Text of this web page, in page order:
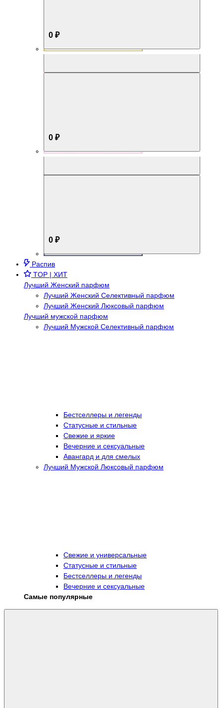
0 ₽
0 ₽
0 ₽
Распив
TOP | ХИТ
Лучший Женский парфюм
Лучший Женский Селективный парфюм
Лучший Женский Люксовый парфюм
Лучший мужской парфюм
Лучший Мужской Селективный парфюм
Бестселлеры и легенды
Статусные и стильные
Свежие и яркие
Вечерние и сексуальные
Авангард и для смелых
Лучший Мужской Люксовый парфюм
Свежие и универсальные
Статусные и стильные
Бестселлеры и легенды
Вечерние и сексуальные
Самые популярные